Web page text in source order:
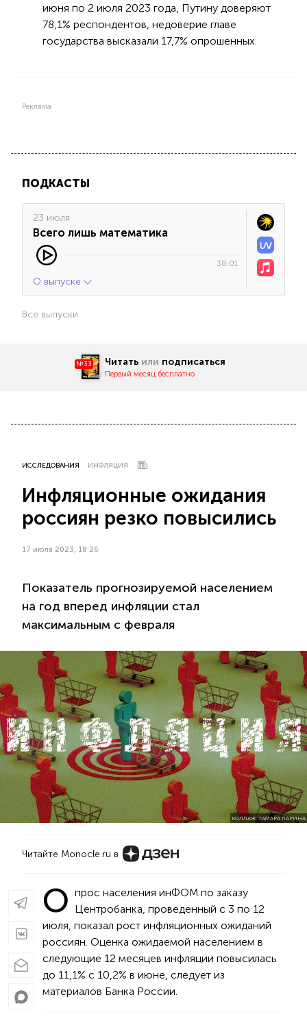
июня по 2 июля 2023 года, Путину доверяют
78,1% респондентов, недоверие главе
государства высказали 17,7% опрошенных.
Реклама
ПОДКАСТЫ
23 июля
Всего лишь математика
38:01
О выпуске
Все выпуски
№33 Читать или подписаться
Первый месяц бесплатно
ИССЛЕДОВАНИЯ ИНФЛЯЦИЯ
Инфляционные ожидания
россиян резко повысились
17 июля 2023, 18:26
Показатель прогнозируемой населением
на год вперед инфляции стал
максимальным с февраля
КОЛЛАЖ: ТАМАРА ЛАРИНА
Читайте Monocle.ru в
О прос населения инФОМ по заказу
Центробанка, проведенный с 3 по 12
июля, показал рост инфляционных ожиданий
россиян. Оценка ожидаемой населением в
следующие 12 месяцев инфляции повысилась
до 11,1% с 10,2% в июне, следует из
материалов Банка России.